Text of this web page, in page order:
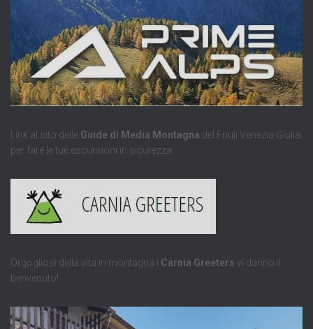
Link al sito delle Guide di Media Montagna del Friuli Venezia Giulia
per fare le tue escursioni in sicurezza.
Orgogliosi della vita in montagna i Carnia Greeters vi danno il
benvenuto!